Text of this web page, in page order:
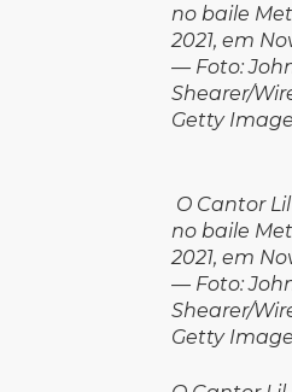
no baile
2021, em
— Foto:
Shearer/
Getty
O Cantor
no baile
2021, em
— Foto:
Shearer/
Getty